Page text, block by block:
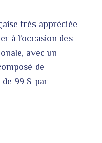
très appréciée
à l’occasion des
avec un
de
de 99 $ par